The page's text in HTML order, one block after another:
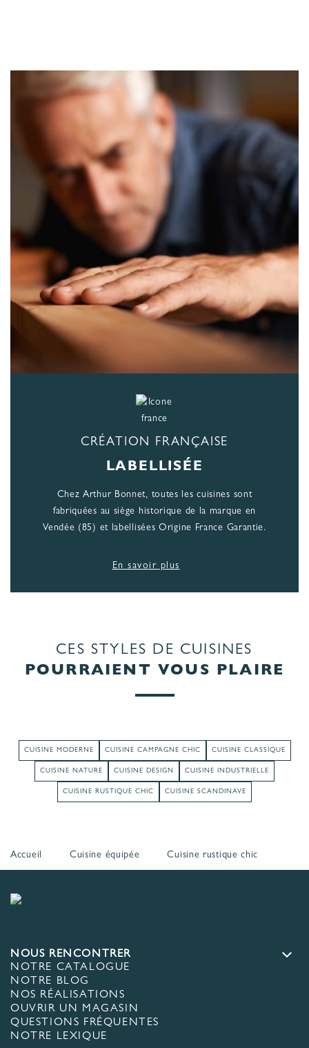
CRÉATION FRANÇAISE
LABELLISÉE
Chez Arthur Bonnet, toutes les cuisines sont
fabriquées au siège historique de la marque en
Vendée (85) et labellisées Origine France Garantie.
En savoir plus
CES STYLES DE CUISINES
POURRAIENT VOUS PLAIRE
CUISINE MODERNE CUISINE CAMPAGNE CHIC CUISINE CLASSIQUE
CUISINE NATURE CUISINE DESIGN CUISINE INDUSTRIELLE
CUISINE RUSTIQUE CHIC CUISINE SCANDINAVE
Accueil Cuisine équipée Cuisine rustique chic
NOUS RENCONTRER
NOTRE CATALOGUE
NOTRE BLOG
NOS RÉALISATIONS
OUVRIR UN MAGASIN
QUESTIONS FRÉQUENTES
NOTRE LEXIQUE